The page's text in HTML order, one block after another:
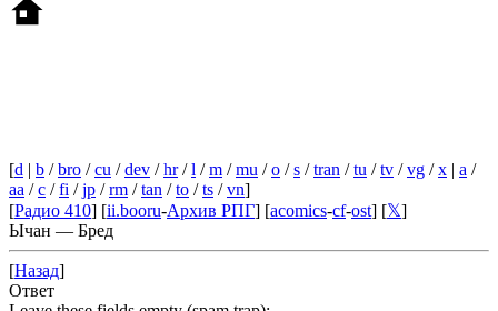
[d | b /bro /cu /dev /hr/l /m /mu /o /s /tran /tu /tv /vg /x | a /
aa /c /fi /jp /rm /tan /to /ts /vn]
[Радио 410] [ii.booru-Архив РПГ] [acomics-cf-ost] [𝕏]
Ычан — Бред
[Назад]
Ответ